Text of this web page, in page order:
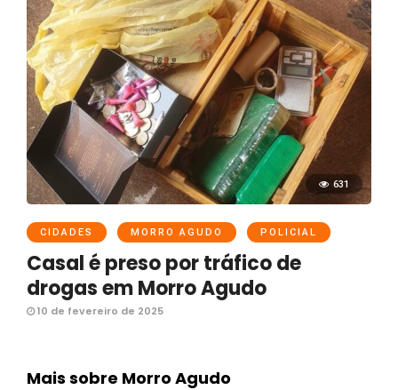
631
CIDADES MORRO AGUDO POLICIAL
Casal é preso por tráfico de
drogas em Morro Agudo
10 de fevereiro de 2025
Mais sobre Morro Agudo